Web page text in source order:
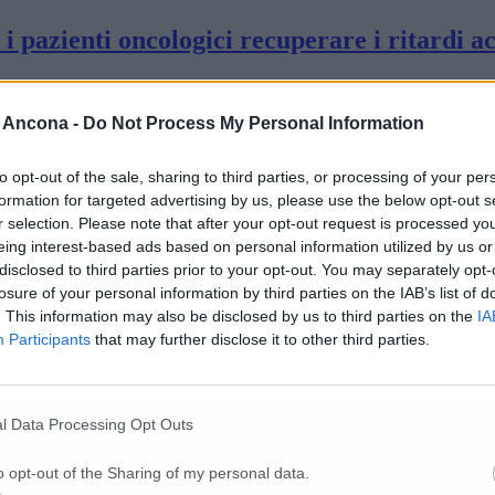
- Do Not Process My Personal Information
opt-out of the sale, sharing to third parties, or processing of your
for targeted advertising by us, please use the below opt-out
selection. Please note that after your opt-out request is processed
interest-based ads based on personal information utilized by us
to third parties prior to your opt-out. You may separately
of your personal information by third parties on the IAB’s list of
This information may also be disclosed by us to third parties on the
Participants that may further disclose it to other third parties.
Data Processing Opt Outs
opt-out of the Sharing of my personal data.
pazienti oncologici recuperare i ritardi
la madre
casi nelle Marche
ricoverate in ospedale
persone fragili Ecco come sarà il
nell’Anconetano